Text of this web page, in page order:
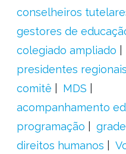
conselheiros
gestores de
colegiado ampliado
presidentes regionais
comitê
MDS
acompanhamento
programação
grade
direitos humanos